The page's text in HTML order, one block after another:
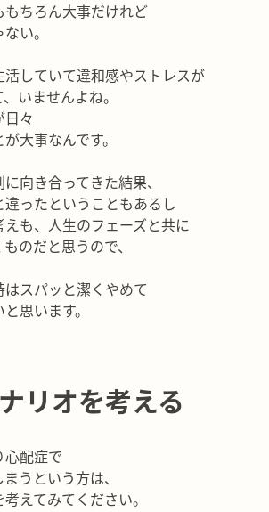
ちろん大事だけれど
い。
していて違和感やストレスが
いませんよね。
日々
大事なんです。
向き合ってきた結果、
ったということもあるし
も、人生のフェーズと共に
のだと思うので、
スパッと潔くやめて
思います。
リオを考える
心配症で
うという方は、
えてみてください。